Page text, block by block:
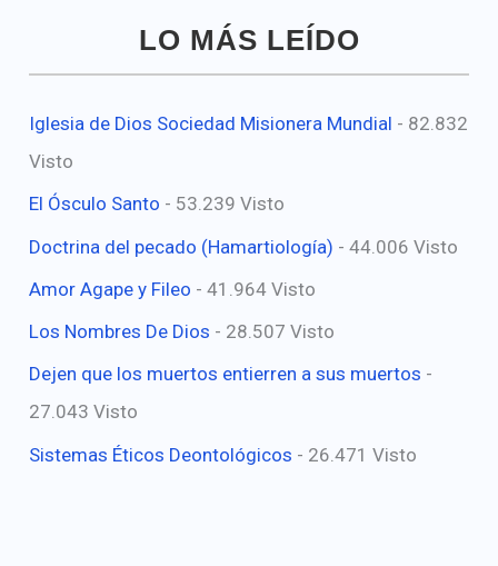
LO MÁS LEÍDO
Iglesia de Dios Sociedad Misionera Mundial - 82.832
Visto
El Ósculo Santo - 53.239 Visto
Doctrina del pecado (Hamartiología) - 44.006 Visto
Amor Agape y Fileo - 41.964 Visto
Los Nombres De Dios - 28.507 Visto
Dejen que los muertos entierren a sus muertos -
27.043 Visto
Sistemas Éticos Deontológicos - 26.471 Visto